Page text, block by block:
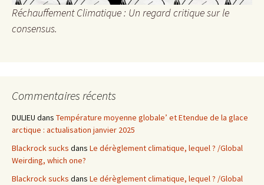
Réchauffement Climatique : Un regard critique sur le
consensus.
Commentaires récents
DULIEU dans Température moyenne globale’ et Etendue de la glace
arctique : actualisation janvier 2025
Blackrock sucks dans Le dérèglement climatique, lequel ? /Global
Weirding, which one?
Blackrock sucks dans Le dérèglement climatique, lequel ? /Global